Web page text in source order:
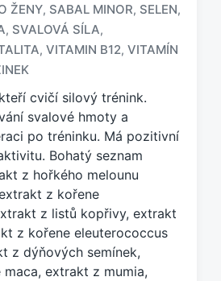
ŽENY, SABAL MINOR, SELEN,
, SVALOVÁ SÍLA,
, VITAMIN B12, VITAMÍN
cvičí silový trénink.
svalové hmoty a
po tréninku. Má pozitivní
Bohatý seznam
z hořkého melounu
z kořene
z listů kopřivy, extrakt
z kořene eleuterococcus
z dýňových semínek,
extrakt z mumia,